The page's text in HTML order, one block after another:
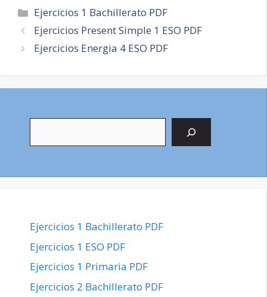
Categorías
Ejercicios 1 Bachillerato PDF
Navegación
de
entradas
Ejercicios Present Simple 1 ESO PDF
Ejercicios Energia 4 ESO PDF
Ejercicios 1 Bachillerato PDF
Ejercicios 1 ESO PDF
Ejercicios 1 Primaria PDF
Ejercicios 2 Bachillerato PDF